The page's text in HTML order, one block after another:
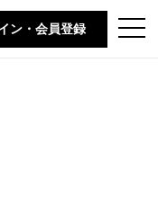
t
o
ン・会員登録